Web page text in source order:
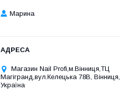
Марина
Магазин Nail Profi,м.Вінниця,ТЦ
Магігранд,вул.Келецька 78В, Вінниця,
Україна